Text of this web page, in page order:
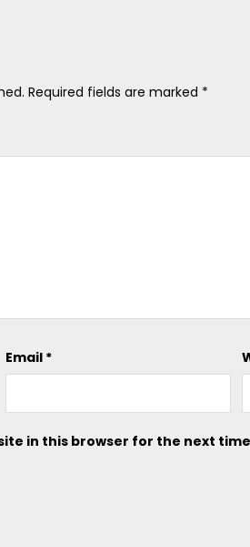
Required fields are marked *
Email *
in this browser for the next